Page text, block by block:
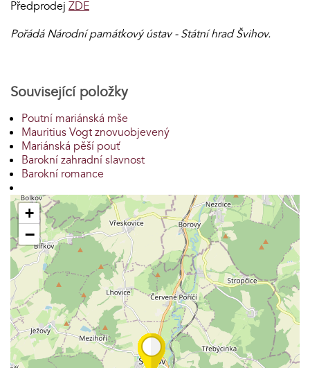
Předprodej ZDE
Pořádá Národní památkový ústav - Státní hrad Švihov.
Související položky
Poutní mariánská mše
Mauritius Vogt znovuobjevený
Mariánská pěší pouť
Barokní zahradní slavnost
Barokní romance
+
−